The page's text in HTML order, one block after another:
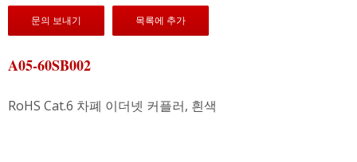
문의 보내기 목록에 추가
A05-60SB002
RoHS Cat.6 차폐 이더넷 커플러, 흰색